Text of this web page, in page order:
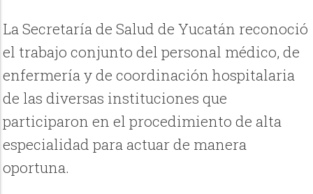
La Secretaría de Salud de Yucatán reconoció
el trabajo conjunto del personal médico, de
enfermería y de coordinación hospitalaria
de las diversas instituciones que
participaron en el procedimiento de alta
especialidad para actuar de manera
oportuna.